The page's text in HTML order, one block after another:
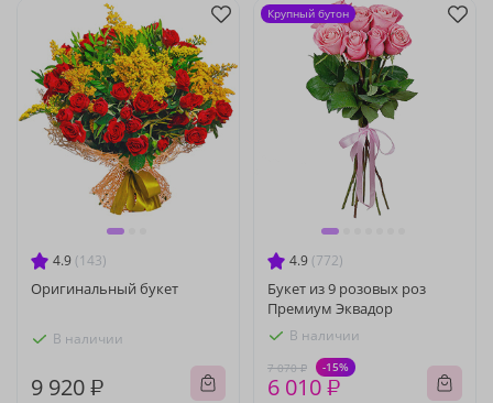
4.9 (143)
Оригинальный букет
В наличии
9 920 ₽
4.9 (772)
Букет из 9 розовых роз
Премиум Эквадор
В наличии
7 070 ₽ -15%
6 010 ₽
Крупный бутон